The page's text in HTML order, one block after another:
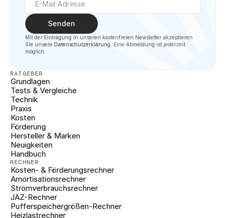
Senden
Mit der Eintragung in unseren kostenfreien Newsletter akzeptieren
SIe unsere Datenschutzerklärung . Eine Abmeldung ist jederzeit
möglich.
RATGEBER
Grundlagen
Tests & Vergleiche
Technik
Praxis
Kosten
Förderung
Hersteller & Marken
Neuigkeiten
Handbuch
RECHNER
Kosten- & Förderungsrechner
Amortisationsrechner
Stromverbrauchsrechner
JAZ-Rechner
Pufferspeichergrößen-Rechner
Heizlastrechner